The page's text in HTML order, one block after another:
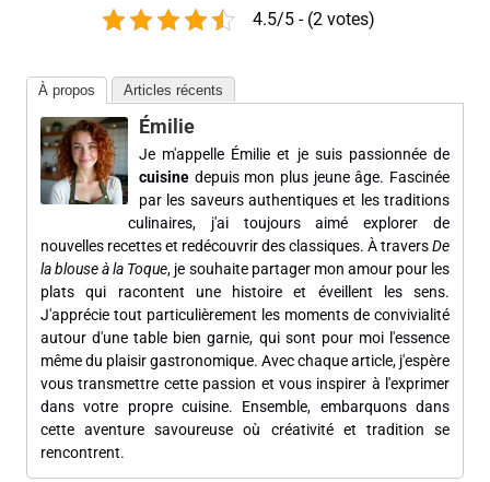
4.5/5 - (2 votes)
À propos Articles récents
Émilie
Je m'appelle Émilie et je suis passionnée de
cuisine depuis mon plus jeune âge. Fascinée
par les saveurs authentiques et les traditions
culinaires, j'ai toujours aimé explorer de
nouvelles recettes et redécouvrir des classiques. À traversDe
la blouse à la Toque, je souhaite partager mon amour pour les
plats qui racontent une histoire et éveillent les sens.
J'apprécie tout particulièrement les moments de convivialité
autour d'une table bien garnie, qui sont pour moi l'essence
même du plaisir gastronomique. Avec chaque article, j'espère
vous transmettre cette passion et vous inspirer à l'exprimer
dans votre propre cuisine. Ensemble, embarquons dans
cette aventure savoureuse où créativité et tradition se
rencontrent.